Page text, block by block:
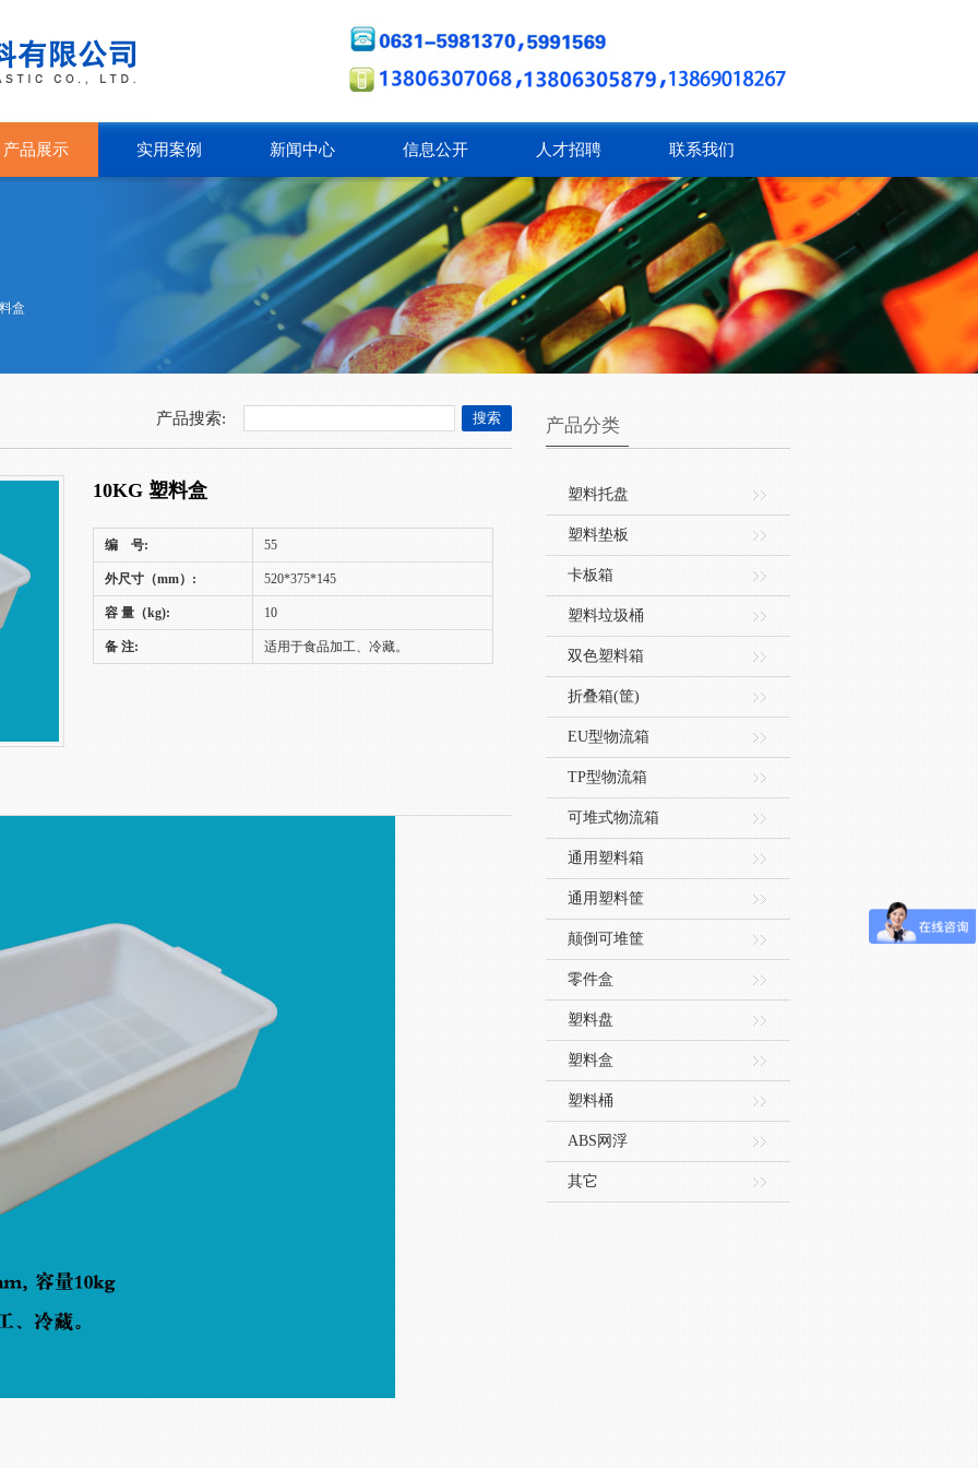
产品展示 实用案例 新闻中心 信息公开 人才招聘 联系我们
盒
产品搜索:
10KG 塑料盒
编 号: 55
外尺寸（mm）: 520*375*145
容 量（kg): 10
备 注: 适用于食品加工、冷藏。
产品分类
塑料托盘
塑料垫板
卡板箱
塑料垃圾桶
双色塑料箱
折叠箱(筐)
EU型物流箱
TP型物流箱
可堆式物流箱
通用塑料箱
通用塑料筐
颠倒可堆筐
零件盒
塑料盘
塑料盒
塑料桶
ABS网浮
其它